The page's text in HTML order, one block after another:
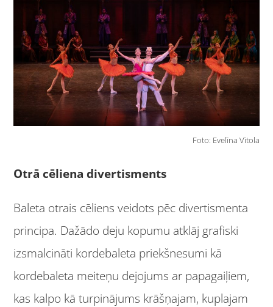
Foto: Evelīna Vītola
Otrā cēliena divertisments
Baleta otrais cēliens veidots pēc divertismenta
principa. Dažādo deju kopumu atklāj grafiski
izsmalcināti kordebaleta priekšnesumi kā
kordebaleta meiteņu dejojums ar papagaiļiem,
kas kalpo kā turpinājums krāšņajam, kuplajam